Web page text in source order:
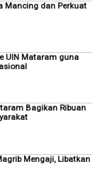
Mancing dan Perkuat
UIN Mataram guna
Bagikan Ribuan
Mengaji, Libatkan